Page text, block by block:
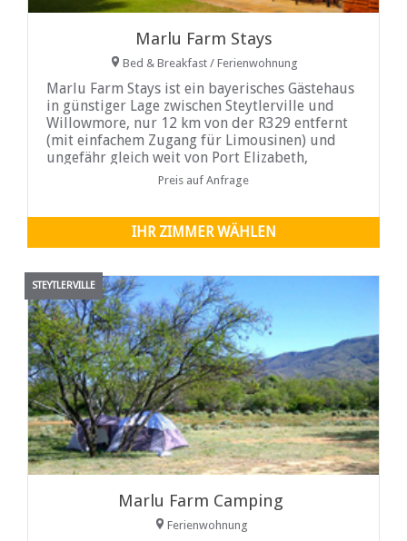
Marlu Farm Stays
Bed & Breakfast / Ferienwohnung
Marlu Farm Stays ist ein bayerisches Gästehaus
in günstiger Lage zwischen Steytlerville und
Willowmore, nur 12 km von der R329 entfernt
(mit einfachem Zugang für Limousinen) und
ungefähr gleich weit von Port Elizabeth,
Jeffreys Bay, Knysna, Oudtshoorn, Beaufort
West und Graaff- entfernt. Reinet. Marlu ist ein
Sehenswürdigkeiten der bayerischen Karoo-
Region zu erkunden oder einfach nur zu
Preis auf Anfrage
IHR ZIMMER WÄHLEN
STEYTLERVILLE
Marlu Farm Camping
Ferienwohnung